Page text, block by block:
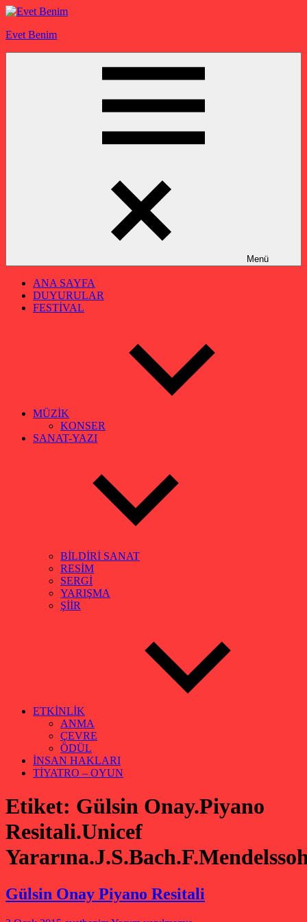
İçeriğe
Evet Benim
Menü
ANA SAYFA
DUYURULAR
FESTİVAL
MÜZİK
KONSER
SANAT-YAZI
BİLDİRİ SANAT
RESİM
SERGİ
YARIŞMA
ŞİİR
ETKİNLİK
ANMA
ÇEVRE
ÖDÜL
İNSAN HAKLARI
TİYATRO – OYUN
Etiket: Gülsin Onay.Piyano
Resitali.Unicef
Gülsin Onay Piyano Resitali